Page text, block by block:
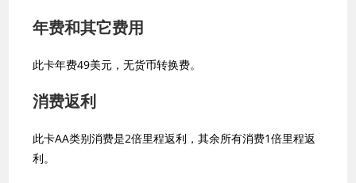
年费和其它费用
此卡年费49美元，无货币转换费。
消费返利
此卡AA类别消费是2倍里程返利，其余所有消费1倍里程返
利。